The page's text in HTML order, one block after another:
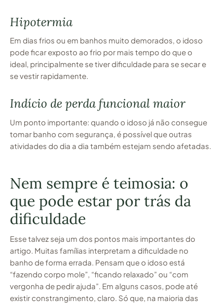
Hipotermia
Em dias frios ou em banhos muito demorados, o idoso
pode ficar exposto ao frio por mais tempo do que o
ideal, principalmente se tiver dificuldade para se secar e
se vestir rapidamente.
Indício de perda funcional maior
Um ponto importante: quando o idoso já não consegue
tomar banho com segurança, é possível que outras
atividades do dia a dia também estejam sendo afetadas.
Nem sempre é teimosia: o
que pode estar por trás da
dificuldade
Esse talvez seja um dos pontos mais importantes do
artigo. Muitas famílias interpretam a dificuldade no
banho de forma errada. Pensam que o idoso está
“fazendo corpo mole”, “ficando relaxado” ou “com
vergonha de pedir ajuda”. Em alguns casos, pode até
existir constrangimento, claro. Só que, na maioria das